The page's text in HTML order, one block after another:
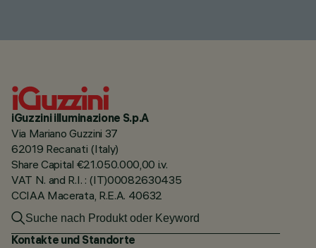
iGuzzini illuminazione S.p.A
Via Mariano Guzzini 37
62019 Recanati (Italy)
Share Capital €21.050.000,00 i.v.
VAT N. and R.I. : (IT)00082630435
CCIAA Macerata, R.E.A. 40632
Kontakte und Standorte